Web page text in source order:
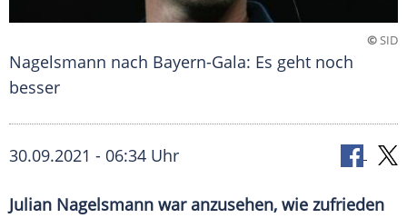
©SID
Nagelsmann nach Bayern-Gala: Es geht noch
besser
30.09.2021 - 06:34 Uhr
Julian Nagelsmann war anzusehen, wie zufrieden